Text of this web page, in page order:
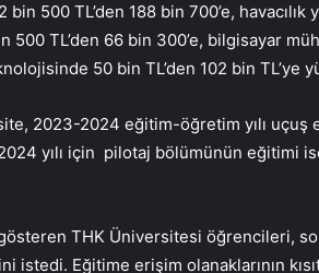
500 TL’den 188 bin 700’e,
500 TL’den 66 bin 300’e, bilgisayar
50 bin TL’den 102 bin TL’ye
2023-2024 eğitim-öğretim yılı
yılı için pilotaj bölümünün eğitimi
THK Üniversitesi öğrencileri,
istedi. Eğitime erişim olanaklarının